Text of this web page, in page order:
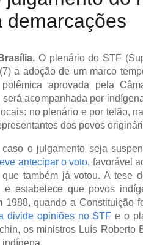
demarcações
O plenário do STF
a adoção de um marco
aprovada pela
acompanhada por
no plenário e por telão,
dos povos
o julgamento seja
antecipar o voto, favorável
também já votou. A tese
e estabelece que povos
1988, quando a Constituição
divide opiniões no STF e o
os ministros Luís Roberto
indígena.